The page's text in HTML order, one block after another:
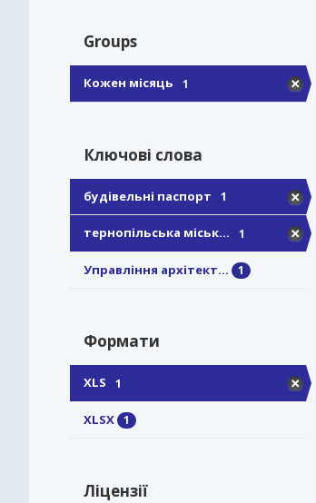
Groups
Кожен місяць 1
Ключові слова
будівельні паспорт 1
тернопільська міськ... 1
Управління архітект... 1
Формати
XLS 1
XLSX 1
Ліцензії